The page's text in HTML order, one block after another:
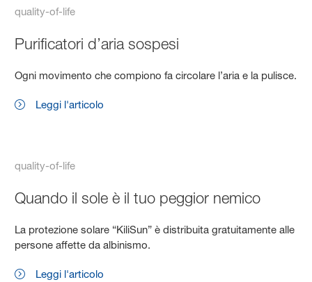
quality-of-life
Purificatori d’aria sospesi
Ogni movimento che compiono fa circolare l’aria e la pulisce.
Leggi l'articolo
quality-of-life
Quando il sole è il tuo peggior nemico
La protezione solare “KiliSun” è distribuita gratuitamente alle
persone affette da albinismo.
Leggi l'articolo